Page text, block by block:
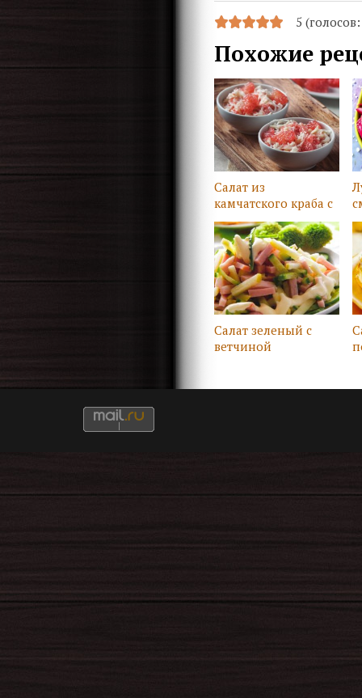
5
Похожие
Салат из
камчатского краба с
грейпфрутом
Салат зеленый с
ветчиной